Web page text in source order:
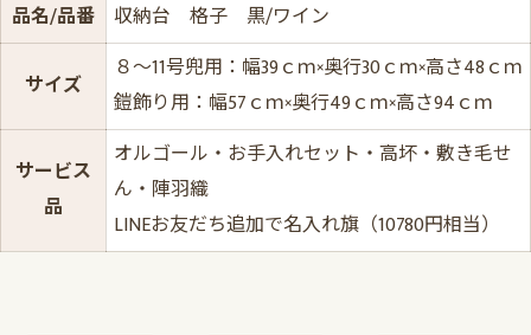
品名/品番 収納台 格子 黒/ワイン
サイズ
８～11号兜用：幅39ｃｍ×奥行30ｃｍ×高さ48ｃｍ
鎧飾り用：幅57ｃｍ×奥行49ｃｍ×高さ94ｃｍ
サービス
品
オルゴール・お手入れセット・高坏・敷き毛せ
ん・陣羽織
LINEお友だち追加で名入れ旗（10780円相当）